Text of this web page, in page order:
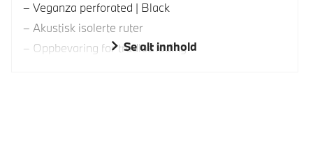
Veganza perforated | Black
Akustisk isolerte ruter
Oppbevaring for trådløs lading
Se alt innhold